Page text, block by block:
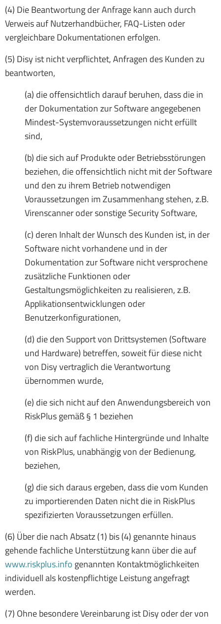
(4) Die Beantwortung der Anfrage kann auch durch
Verweis auf Nutzerhandbücher, FAQ-Listen oder
vergleichbare Dokumentationen erfolgen.
(5) Disy ist nicht verpflichtet, Anfragen des Kunden zu
beantworten,
(a) die offensichtlich darauf beruhen, dass die in
der Dokumentation zur Soft­ware angegebenen
Mindest-Systemvoraussetzungen nicht erfüllt
sind,
(b) die sich auf Produkte oder Betriebsstörungen
beziehen, die offensichtlich nicht mit der Software
und den zu ihrem Betrieb notwendigen
Voraussetzungen im Zusammenhang stehen, z.B.
Virenscanner oder sonstige Security Software,
(c) deren Inhalt der Wunsch des Kunden ist, in der
Software nicht vorhandene und in der
Dokumentation zur Software nicht versprochene
zusätzliche Funktionen oder
Gestaltungsmöglichkeiten zu realisieren, z.B.
Applikationsentwicklungen oder
Benutzerkonfigurationen,
(d) die den Support von Drittsystemen (Software
und Hardware) betreffen, soweit für diese nicht
von Disy vertraglich die Verantwortung
übernommen wurde,
(e) die sich nicht auf den Anwendungsbereich von
RiskPlus gemäß § 1 beziehen
(f) die sich auf fachliche Hintergründe und Inhalte
von RiskPlus, unabhängig von der Bedienung,
beziehen,
(g) die sich daraus ergeben, dass die vom Kunden
zu importierenden Daten nicht die in RiskPlus
spezifizierten Voraussetzungen erfüllen.
(6) Über die nach Absatz (1) bis (4) genannte hinaus
gehende fachliche Unterstützung kann über die auf
www.riskplus.info genannten Kontaktmöglichkeiten
individuell als kostenpflichtige Leistung angefragt
werden.
(7) Ohne besondere Vereinbarung ist Disy oder der von